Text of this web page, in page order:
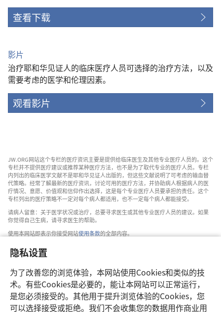
隐私设置
为了改善您的浏览体验，本网站使用Cookies和类似的技
术。有些Cookies是必要的，能让本网站可以正常运行，
是您必须接受的。其他用于提升浏览体验的Cookies，您
可以选择接受或拒绝。我们不会收集您的数据用作商业用
查看下载
影片
治疗耶和华见证人的临床医疗人员可选择的治疗方法，以及
需要考虑的医学和伦理因素。
观看影片
JW.ORG网站这个专栏的医疗资讯主要是提供给临床医生及其他专业医疗人员的。这个
专栏并不提供医疗建议或推荐某种医疗方法，也不是为了取代专业的医疗人员。专栏
内列出的临床医学文献不是耶和华见证人出版的，但这些文献说明了可考虑的输血替
代策略。经常了解最新的医疗资讯，讨论可用的医疗方法，并协助病人根据病人的医
疗情况、意愿、价值观和信仰作出选择，这是每个专业医疗人员要承担的责任。这个
专栏列出的医疗策略不一定对每个病人都适用，也不一定每个病人都能接受。
请病人留意：关于医学状况或治疗，总要寻求医生或其他专业医疗人员的建议。如果
你觉得自己生病，请寻求医生的帮助。
使用本网站即表示你接受网站使用条款的全部内容。
设置外观